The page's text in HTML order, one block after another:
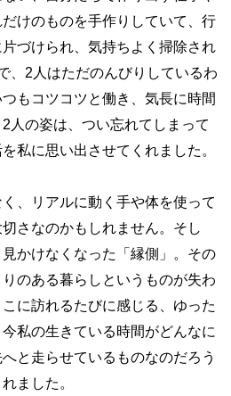
けのものを手作りしていて、行
づけられ、気持ちよく掃除され
、2人はただのんびりしているわ
もコツコツと働き、気長に時間
人の姿は、つい忘れてしまって
私に思い出させてくれました。
、リアルに動く手や体を使って
さなのかもしれません。そし
かけなくなった「縁側」。その
のある暮らしというものが失わ
に訪れるたびに感じる、ゆった
私の生きている時間がどんなに
と走らせているものなのだろう
ました。